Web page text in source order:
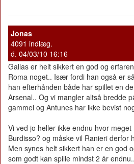
Jonas
4091 indlæg.
d. 04/03/10 16:16
Gallas er helt sikkert en god og
Roma noget.. Især fordi han også er
han efterhånden både har spillet en
Arsenal.. Og vi mangler altså bredde
gammel og Antunes har ikke bevist
Vi ved jo heller ikke endnu hvor
Burdisso? og måske vil Ranieri derfor
Men synes helt sikkert han er en god
som godt kan spille mindst 2 år endnu..